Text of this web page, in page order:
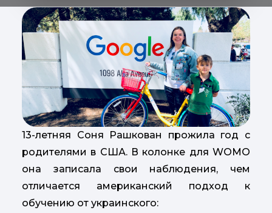
13-летняя Соня Рашкован прожила год с
родителями в США. В колонке для WOMO
она записала свои наблюдения, чем
отличается американский подход к
обучению от украинского: